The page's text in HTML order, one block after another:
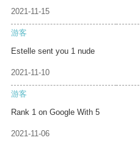
2021-11-15
游客
Estelle sent you 1 nude
2021-11-10
游客
Rank 1 on Google With 5
2021-11-06